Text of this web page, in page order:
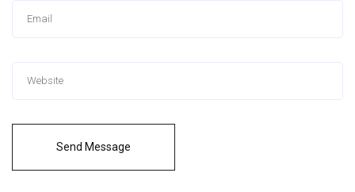
Send Message